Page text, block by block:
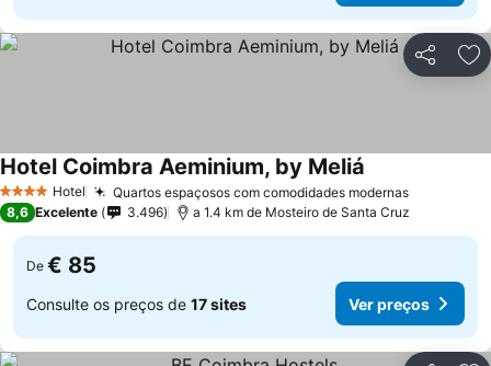
Partilhar
4 EstrelasHotel Quartos espaçosos com comodidades modernasVer
Hotel Coimbra Aeminium, by Meliá
8,6 Excelente 3.496 a 1.4 km de Mosteiro de Santa Cruz
De € 85
Consulte os preços de 17 sites Ver preços